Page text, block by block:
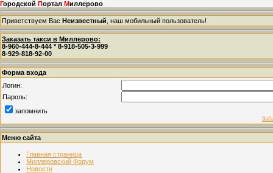
Городской Портал Миллерово
Приветствуем Вас Неизвестный , наш мобильный пользователь!
Заказать такси в Миллерово:
8-960-444-8-444 * 8-918-505-3-999
8-929-818-92-00
Форма входа
Логин:
Пароль:
запомнить
Меню сайта
Главная страница
Миллеровский Форум
Новости